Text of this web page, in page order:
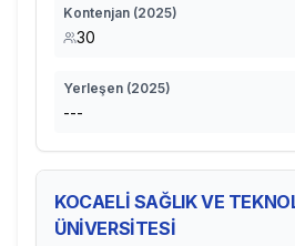
Kontenjan (2025)
30
Yerleşen (2025)
---
KOCAELİ SAĞLIK VE
ÜNİVERSİTESİ